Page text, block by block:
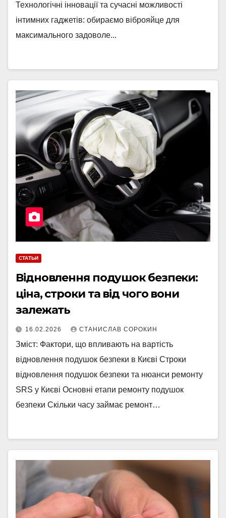
Технологічні інновації та сучасні можливості
інтимних гаджетів: обираємо віброяйце для
максимального задоволе...
СТАТЬИ
Відновлення подушок безпеки:
ціна, строки та від чого вони
залежать
16.02.2026 СТАНИСЛАВ СОРОКИН
Зміст: Фактори, що впливають на вартість
відновлення подушок безпеки в Києві Строки
відновлення подушок безпеки та нюанси ремонту
SRS у Києві Основні етапи ремонту подушок
безпеки Скільки часу займає ремонт…